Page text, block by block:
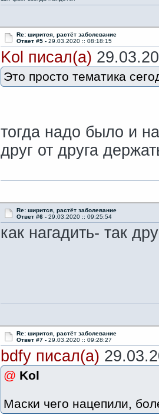
Re: ширится, растёт заболевание
Ответ #5 - 29.03.2020 :: 08:18:15
Kol писал(а)
Это просто тематика
тогда надо было и
друг от друга
Re: ширится, растёт заболевание
Ответ #6 - 29.03.2020 :: 09:25:54
как нагадить- так
Re: ширится, растёт заболевание
Ответ #7 - 29.03.2020 :: 09:28:27
bdfy писал(а)
@ Kol
Маски чего нацепили,